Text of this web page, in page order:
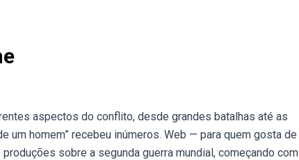
aspectos do conflito, desde grandes batalhas até as
um homem” recebeu inúmeros. Web — para quem gosta de
sobre a segunda guerra mundial, começando com